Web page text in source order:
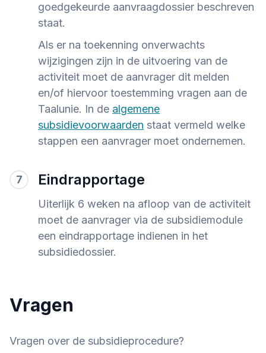
goedgekeurde aanvraagdossier beschreven
staat.
Als er na toekenning onverwachts
wijzigingen zijn in de uitvoering van de
activiteit moet de aanvrager dit melden
en/of hiervoor toestemming vragen aan de
Taalunie. In de algemene
subsidievoorwaarden staat vermeld welke
stappen een aanvrager moet ondernemen.
7 Eindrapportage
Uiterlijk 6 weken na afloop van de activiteit
moet de aanvrager via de subsidiemodule
een eindrapportage indienen in het
subsidiedossier.
Vragen
Vragen over de subsidieprocedure?